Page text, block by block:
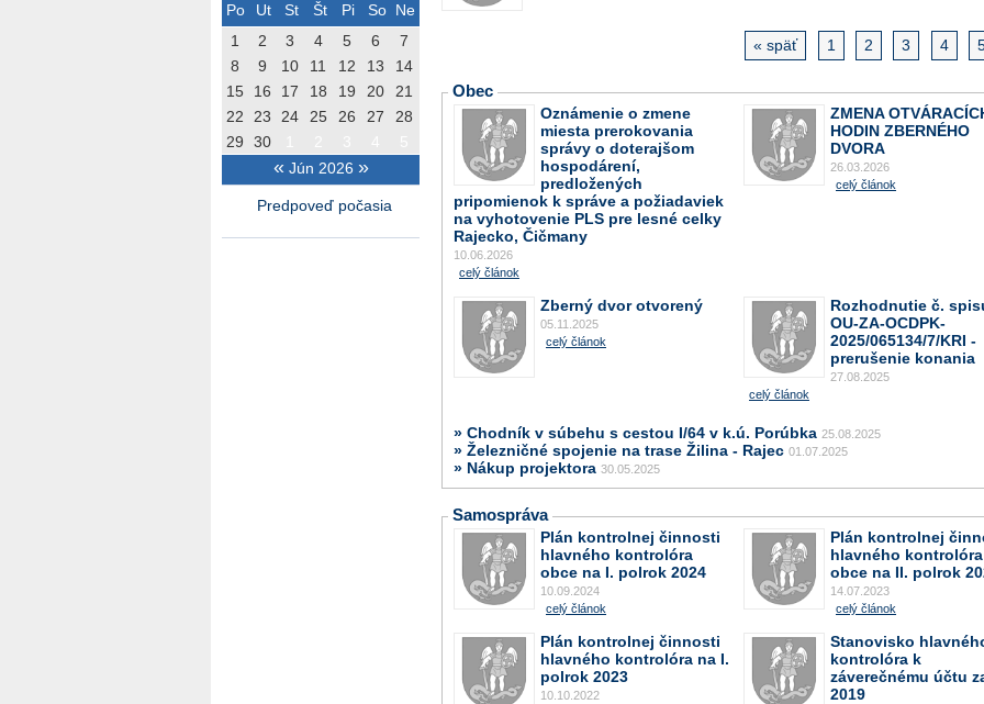
Po Ut St Št Pi So Ne
« Jún 2026 »
1 2 3 4 5 6
7
8
9 10 11 12 13
14
15
16 17 18 19 20
21
22
23 24 25 26 27
28
29
30
Predpoveď počasia
« späť 1 2 3 4
Obec
Oznámenie o zmene
miesta prerokovania
správy o doterajšom
hospodárení,
predložených
pripomienok k správe a požiadaviek
na vyhotovenie PLS pre lesné celky
Rajecko, Čičmany
10.06.2026
celý článok
ZMENA
HODIN ZBERNÉHO
DVORA
26.03.2026
celý článok
Zberný dvor otvorený
05.11.2025
celý článok
Rozhodnutie č.
OU-ZA-OCDPK-
2025/065134/7/KRI -
prerušenie konania
27.08.2025
celý článok
» Chodník v súbehu s cestou I/64 v k.ú. Porúbka 25.08.2025
» Železničné spojenie na trase Žilina - Rajec 01.07.2025
» Nákup projektora 30.05.2025
Samospráva
Plán kontrolnej činnosti
hlavného kontrolóra
obce na I. polrok 2024
10.09.2024
celý článok
Plán kontrolnej
hlavného kontrolóra
obce na II. polrok
14.07.2023
celý článok
Plán kontrolnej činnosti
hlavného kontrolóra na I.
polrok 2023
10.10.2022
Stanovisko
kontrolóra k
záverečnému účtu
2019